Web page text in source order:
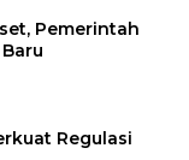
Pemerintah
Regulasi